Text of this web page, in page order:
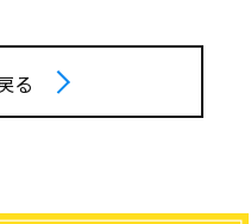
る